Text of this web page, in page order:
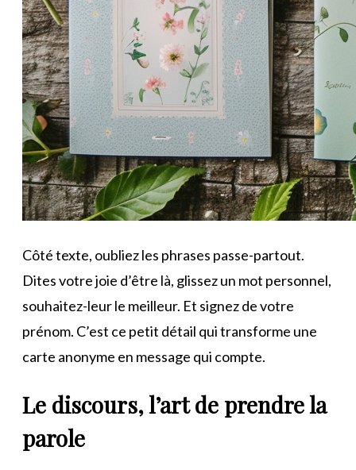
Côté texte, oubliez les phrases passe-partout.
Dites votre joie d’être là, glissez un mot personnel,
souhaitez-leur le meilleur. Et signez de votre
prénom. C’est ce petit détail qui transforme une
carte anonyme en message qui compte.
Le discours, l’art de prendre la
parole